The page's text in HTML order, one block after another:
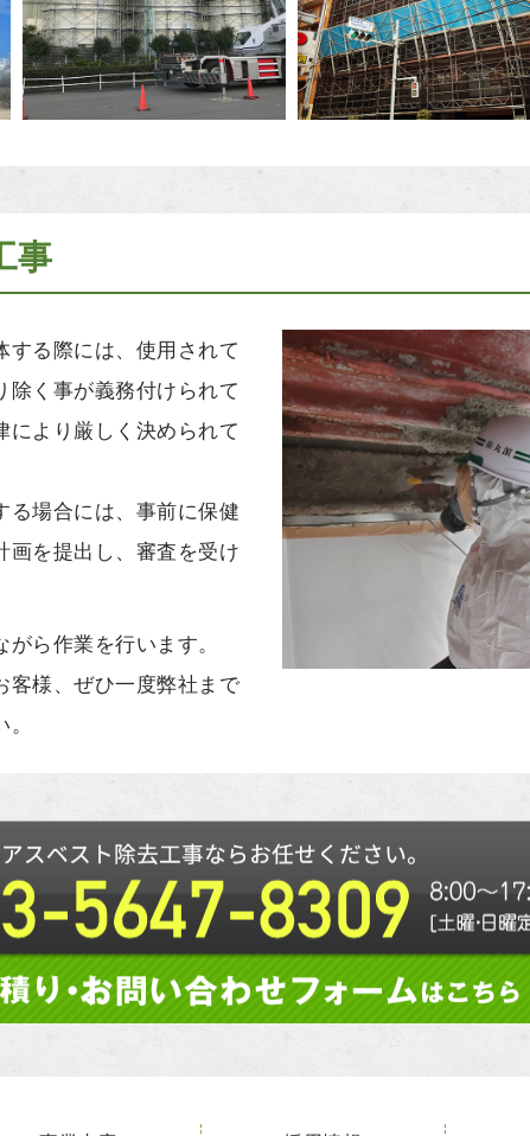
事
する際には、使用されて
除く事が義務付けられて
により厳しく決められて
る場合には、事前に保健
画を提出し、審査を受け
ら作業を行います。
客様、ぜひ一度弊社まで